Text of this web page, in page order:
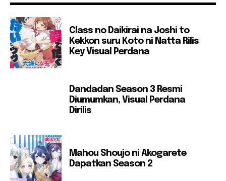
Class no Daikirai na Joshi to
Kekkon suru Koto ni Natta Rilis
Key Visual Perdana
Dandadan Season 3 Resmi
Diumumkan, Visual Perdana
Dirilis
Mahou Shoujo ni Akogarete
Dapatkan Season 2